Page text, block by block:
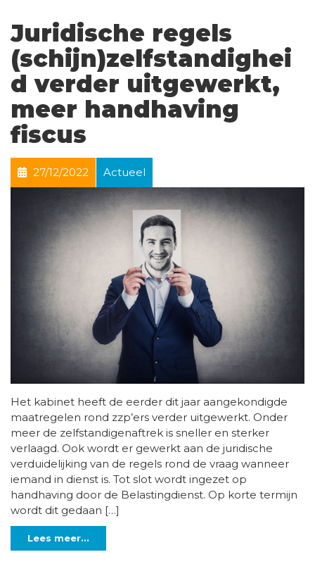
Juridische regels
(schijn)zelfstandighei
d verder uitgewerkt,
meer handhaving
fiscus
27/12/2022 Actueel
Het kabinet heeft de eerder dit jaar aangekondigde
maatregelen rond zzp’ers verder uitgewerkt. Onder
meer de zelfstandigenaftrek is sneller en sterker
verlaagd. Ook wordt er gewerkt aan de juridische
verduidelijking van de regels rond de vraag wanneer
iemand in dienst is. Tot slot wordt ingezet op
handhaving door de Belastingdienst. Op korte termijn
wordt dit gedaan […]
Lees meer...